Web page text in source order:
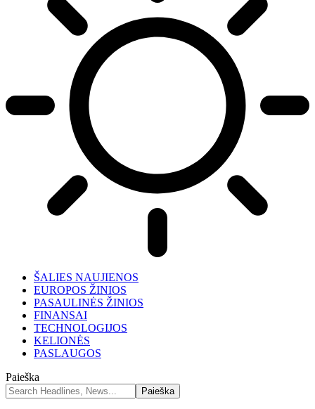
ŠALIES NAUJIENOS
EUROPOS ŽINIOS
PASAULINĖS ŽINIOS
FINANSAI
TECHNOLOGIJOS
KELIONĖS
PASLAUGOS
Paieška